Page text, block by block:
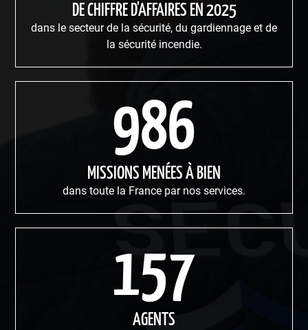
DE CHIFFRE D'AFFAIRES EN 2025
dans le secteur de la sécurité, du gardiennage et de
la sécurité incendie.
986
MISSIONS MENÉES À BIEN
dans toute la France par nos services.
157
AGENTS